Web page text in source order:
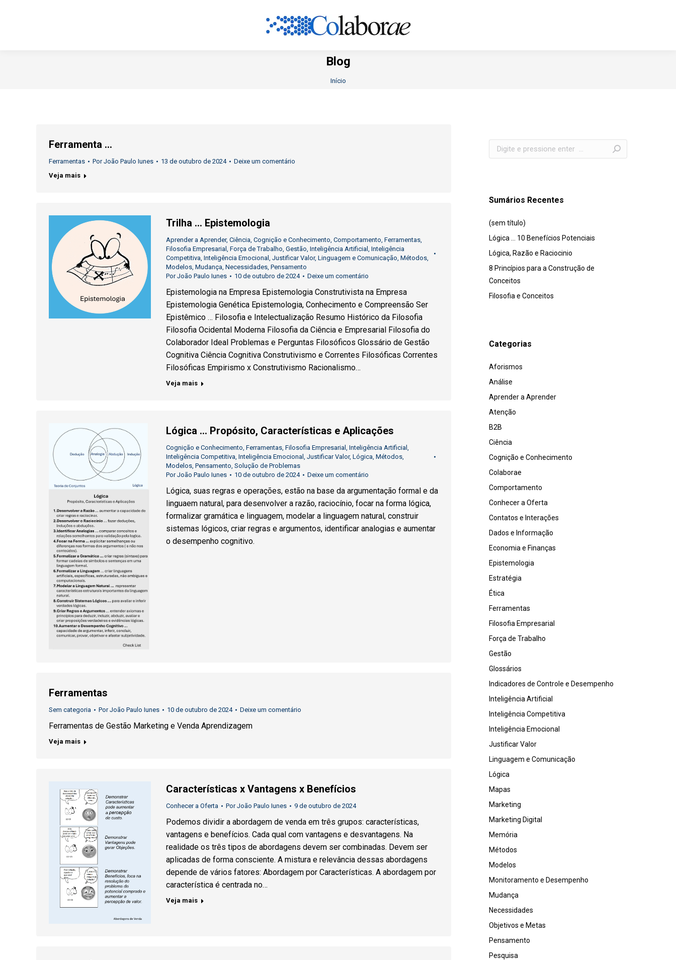
Blog
Você está aqui:
Início
Ferramenta …
Ferramentas PorJoão Paulo Iunes 13 de outubro de 2024
Deixe um comentário
Veja mais
Trilha … Epistemologia
Aprender a Aprender, Ciência, Cognição e Conhecimento, Comportamento, Ferramentas,
Filosofia Empresarial , Força de Trabalho, Gestão, Inteligência Artificial , Inteligência
Competitiva, Inteligência Emocional , Justificar Valor, Linguagem e Comunicação, Métodos,
Modelos, Mudança, Necessidades, Pensamento
PorJoão Paulo Iunes 10 de outubro de 2024 Deixe um comentário
Epistemologia na Empresa Epistemologia Construtivista na Empresa
Epistemologia Genética Epistemologia, Conhecimento e Compreensão Ser
Epistêmico … Filosofia e Intelectualização Resumo Histórico da Filosofia
Filosofia Ocidental Moderna Filosofia da Ciência e Empresarial Filosofia do
Colaborador Ideal Problemas e Perguntas Filosóficos Glossário de Gestão
Cognitiva Ciência Cognitiva Construtivismo e Correntes Filosóficas Correntes
Filosóficas Empirismo x Construtivismo Racionalismo…
Veja mais
Lógica … Propósito, Características e Aplicações
Cognição e Conhecimento, Ferramentas, Filosofia Empresarial , Inteligência Artificial ,
Inteligência Competitiva, Inteligência Emocional , Justificar Valor, Lógica, Métodos,
Modelos, Pensamento, Solução de Problemas
PorJoão Paulo Iunes 10 de outubro de 2024 Deixe um comentário
Lógica, suas regras e operações, estão na base da argumentação formal e da
linguaem natural, para desenvolver a razão, raciocínio, focar na forma lógica,
formalizar gramática e linguagem, modelar a linguagem natural, construir
sistemas lógicos, criar regras e argumentos, identificar analogias e aumentar
o desempenho cognitivo.
Ferramentas
Sem categoria PorJoão Paulo Iunes 10 de outubro de 2024 Deixe um comentário
Ferramentas de Gestão Marketing e Venda Aprendizagem
Veja mais
Características x Vantagens x Benefícios
Conhecer a Oferta PorJoão Paulo Iunes 9 de outubro de 2024
Podemos dividir a abordagem de venda em três grupos: características,
vantagens e benefícios. Cada qual com vantagens e desvantagens. Na
realidade os três tipos de abordagens devem ser combinadas. Devem ser
aplicadas de forma consciente. A mistura e relevância dessas abordagens
depende de vários fatores: Abordagem por Características. A abordagem por
característica é centrada no…
Veja mais
Search:
Sumários Recentes
(sem título)
Lógica … 10 Benefícios Potenciais
Lógica, Razão e Raciocinio
8 Princípios para a Construção de
Conceitos
Filosofia e Conceitos
Categorias
Aforismos
Análise
Aprender a Aprender
Atenção
B2B
Ciência
Cognição e Conhecimento
Colaborae
Comportamento
Conhecer a Oferta
Contatos e Interações
Dados e Informação
Economia e Finanças
Epistemologia
Estratégia
Ética
Ferramentas
Filosofia Empresarial
Força de Trabalho
Gestão
Glossários
Indicadores de Controle e Desempenho
Inteligência Artificial
Inteligência Competitiva
Inteligência Emocional
Justificar Valor
Linguagem e Comunicação
Lógica
Mapas
Marketing
Marketing Digital
Memória
Métodos
Modelos
Monitoramento e Desempenho
Mudança
Necessidades
Objetivos e Metas
Pensamento
Pesquisa